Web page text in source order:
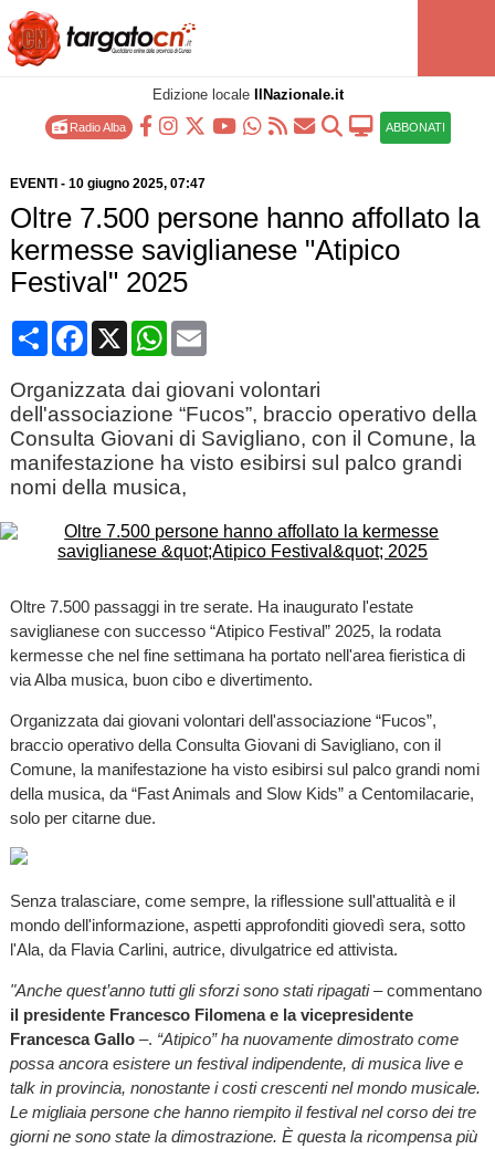
Edizione locale IlNazionale.it
Radio Alba ABBONATI
EVENTI - 10 giugno 2025, 07:47
Oltre 7.500 persone hanno affollato la
kermesse saviglianese "Atipico
Festival" 2025
CondividiFacebook
X WhatsApp
Email
Organizzata dai giovani volontari
dell'associazione “Fucos”, braccio operativo della
Consulta Giovani di Savigliano, con il Comune, la
manifestazione ha visto esibirsi sul palco grandi
nomi della musica,
Oltre 7.500 passaggi in tre serate. Ha inaugurato l'estate
saviglianese con successo “Atipico Festival” 2025, la rodata
kermesse che nel fine settimana ha portato nell'area fieristica di
via Alba musica, buon cibo e divertimento.
Organizzata dai giovani volontari dell'associazione “Fucos”,
braccio operativo della Consulta Giovani di Savigliano, con il
Comune, la manifestazione ha visto esibirsi sul palco grandi nomi
della musica, da “Fast Animals and Slow Kids” a Centomilacarie,
solo per citarne due.
Senza tralasciare, come sempre, la riflessione sull'attualità e il
mondo dell'informazione, aspetti approfonditi giovedì sera, sotto
l'Ala, da Flavia Carlini, autrice, divulgatrice ed attivista.
"Anche quest’anno tutti gli sforzi sono stati ripagati– commentano
il presidente Francesco Filomena e la vicepresidente
Francesca Gallo–. “Atipico” ha nuovamente dimostrato come
possa ancora esistere un festival indipendente, di musica live e
talk in provincia, nonostante i costi crescenti nel mondo musicale.
Le migliaia persone che hanno riempito il festival nel corso dei tre
giorni ne sono state la dimostrazione. È questa la ricompensa più